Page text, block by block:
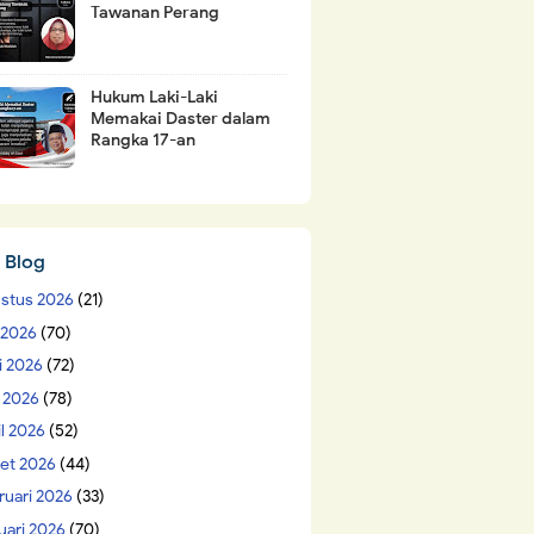
Tawanan Perang
Hukum Laki-Laki
Memakai Daster dalam
Rangka 17-an
2026 (21)
(70)
2026 (72)
(78)
2026 (52)
2026 (44)
2026 (33)
2026 (70)